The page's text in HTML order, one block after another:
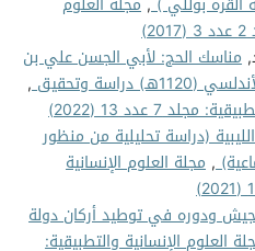
مناسك الحج: لأبي الجسن علي بن
وتحقيق
,
7 عدد 13 (2022)
(دراسة تحليلية من منظور
, مجلة العلوم الإنسانية
ودوره في توطيد أركان دولة
العلوم الإنسانية والتطبيقية: